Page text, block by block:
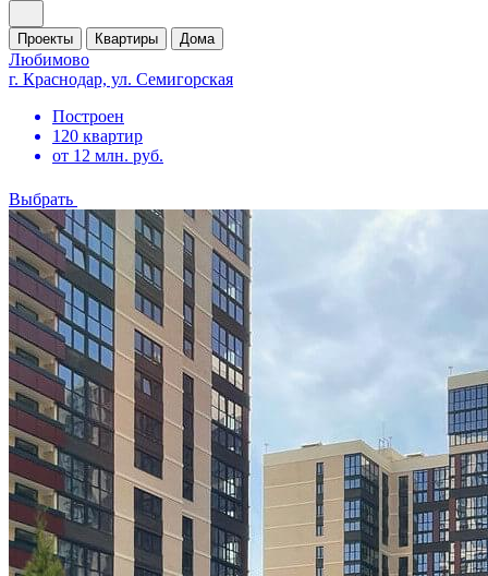
Проекты Квартиры Дома
Любимово
г. Краснодар, ул. Семигорская
Построен
120 квартир
от 12 млн. руб.
Выбрать